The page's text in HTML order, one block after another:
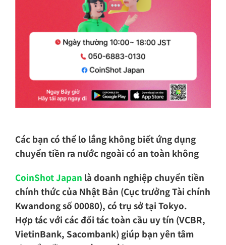
Các bạn có thể lo lắng không biết ứng dụng
chuyển tiền ra nước ngoài có an toàn không
CoinShot Japan là doanh nghiệp chuyển tiền
chính thức của Nhật Bản (Cục trưởng Tài chính
Kwandong số 00080), có trụ sở tại Tokyo.
Hợp tác với các đối tác toàn cầu uy tín (VCBR,
VietinBank, Sacombank) giúp bạn yên tâm